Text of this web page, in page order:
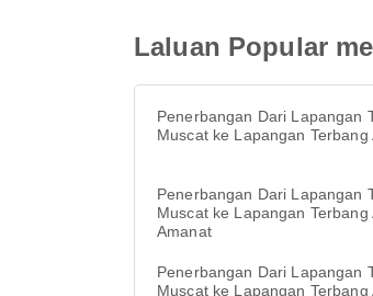
Laluan Popular
Penerbangan Dari Lapangan
Muscat ke Lapangan
Penerbangan Dari Lapangan
Muscat ke Lapangan
Amanat
Penerbangan Dari Lapangan
Muscat ke Lapangan Terbang